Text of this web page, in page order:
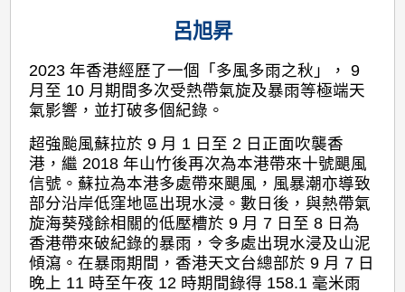
呂旭昇
2023 年香港經歷了一個「多風多雨之秋」， 9
月至 10 月期間多次受熱帶氣旋及暴雨等極端天
氣影響，並打破多個紀錄。
超強颱風蘇拉於 9 月 1 日至 2 日正面吹襲香
港，繼 2018 年山竹後再次為本港帶來十號颶風
信號。蘇拉為本港多處帶來颶風，風暴潮亦導致
部分沿岸低窪地區出現水浸。數日後，與熱帶氣
旋海葵殘餘相關的低壓槽於 9 月 7 日至 8 日為
香港帶來破紀錄的暴雨，令多處出現水浸及山泥
傾瀉。在暴雨期間，香港天文台總部於 9 月 7 日
晚上 11 時至午夜 12 時期間錄得 158.1 毫米雨